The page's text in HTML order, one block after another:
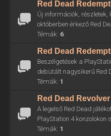
Red Dead
Új információk,
októberben érkező Red
Témák: 6
Red Dead
Beszélgetések a
debütált nagysikerű Red
Témák: 1
Red Dead Revolver
A legelső Red Dead
PlayStation 4 konzolokon
Témák: 1